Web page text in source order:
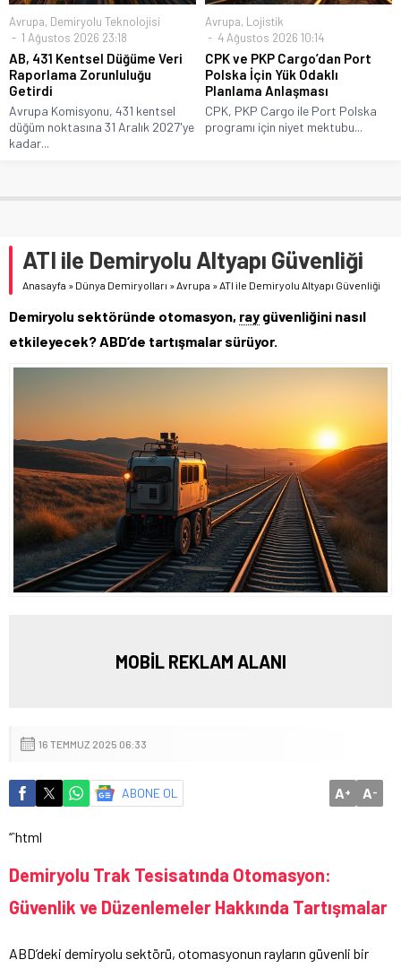
Avrupa, Demiryolu Teknolojisi
1 Ağustos 2026 23:18
AB, 431 Kentsel Düğüme Veri
Raporlama Zorunluluğu
Getirdi
Avrupa Komisyonu, 431 kentsel
düğüm noktasına 31 Aralık 2027'ye
kadar...
Avrupa, Lojistik
4 Ağustos 2026 10:14
CPK ve PKP Cargo’dan Port
Polska İçin Yük Odaklı
Planlama Anlaşması
CPK, PKP Cargo ile Port Polska
programı için niyet mektubu...
ATI ile Demiryolu Altyapı Güvenliği
Anasayfa » Dünya Demiryolları »Avrupa »ATI ile Demiryolu Altyapı Güvenliği
Demiryolu sektöründe otomasyon, ray güvenliğini nasıl
etkileyecek? ABD’de tartışmalar sürüyor.
MOBİL REKLAM ALANI
16 TEMMUZ 2025 06:33
ABONE OL A+ A-
“`html
Demiryolu Trak Tesisatında Otomasyon:
Güvenlik ve Düzenlemeler Hakkında Tartışmalar
ABD’deki demiryolu sektörü, otomasyonun rayların güvenli bir